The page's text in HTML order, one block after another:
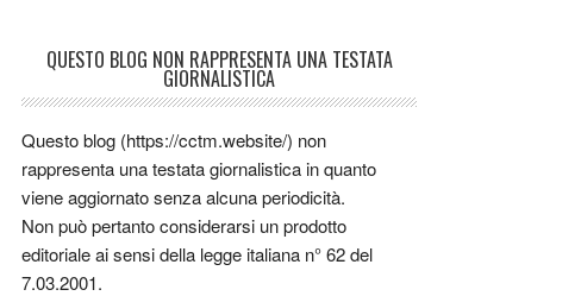
QUESTO BLOG NON RAPPRESENTA UNA TESTATA
GIORNALISTICA
Questo blog (https://cctm.website/) non
rappresenta una testata giornalistica in quanto
viene aggiornato senza alcuna periodicità.
Non può pertanto considerarsi un prodotto
editoriale ai sensi della legge italiana n° 62 del
7.03.2001.